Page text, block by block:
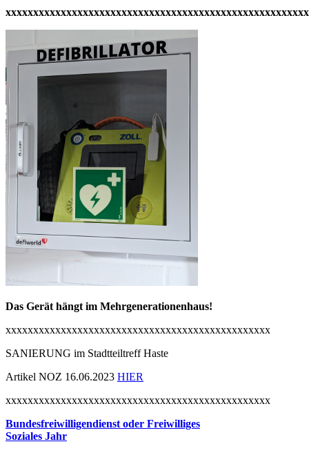
xxxxxxxxxxxxxxxxxxxxxxxxxxxxxxxxxxxxxxxxxxxxxxxxxxxxxxx
Das Gerät hängt im Mehrgenerationenhaus!
xxxxxxxxxxxxxxxxxxxxxxxxxxxxxxxxxxxxxxxxxxxxxxxx
SANIERUNG im Stadtteiltreff Haste
Artikel NOZ 16.06.2023 HIER
xxxxxxxxxxxxxxxxxxxxxxxxxxxxxxxxxxxxxxxxxxxxxxxx
Bundesfreiwilligendienst oder Freiwilliges
Soziales Jahr